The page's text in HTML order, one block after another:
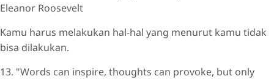
Eleanor Roosevelt
Kamu harus melakukan hal-hal yang menurut kamu tidak
bisa dilakukan.
13. "Words can inspire, thoughts can provoke, but only